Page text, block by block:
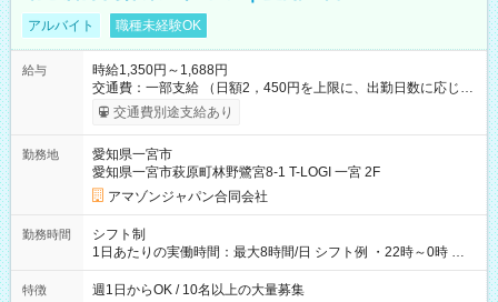
アルバイト 職種未経験OK
給与
時給1,350円～1,688円
交通費：一部支給 （日額2，450円を上限に、出勤日数に応じて
実費支給） ※22:00～翌5:00までは時給25%UP！ ■給与前払い
制度あり ※前払い額の上限あり、手数料無料（Amazon負担）
交通費別途支給あり
勤務地
愛知県一宮市
愛知県一宮市萩原町林野鷺宮8-1 T-LOGI 一宮 2F
アマゾンジャパン合同会社
勤務時間
シフト制
1日あたりの実働時間：最大8時間/日 シフト例 ・22時～0時 入
社後、就業可能シフトをご確認の上、申請してください。
特徴 週1日からOK / 10名以上の大量募集